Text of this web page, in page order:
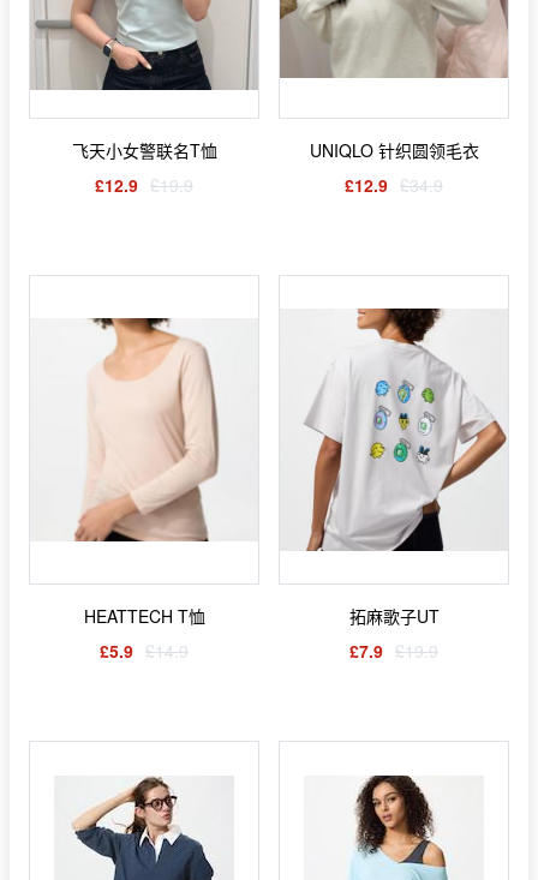
飞天小女警联名T恤
£12.9 £19.9
UNIQLO 针织圆领毛衣
£12.9 £34.9
HEATTECH T恤
£5.9 £14.9
拓麻歌子UT
£7.9 £19.9